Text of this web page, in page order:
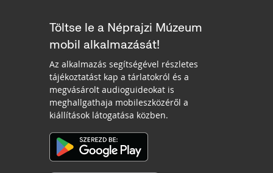
Töltse le a Néprajzi Múzeum
mobil alkalmazását!
Az alkalmazás segítségével részletes
tájékoztatást kap a tárlatokról és a
megvásárolt audioguideokat is
meghallgathaja mobileszközéről a
kiállítások látogatása közben.